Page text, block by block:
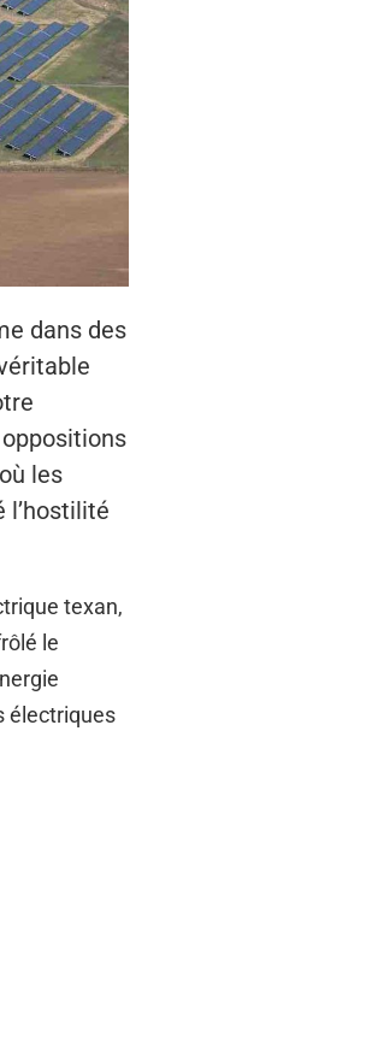
dans des
les
l’hostilité
texan,
le
électriques